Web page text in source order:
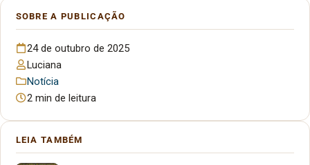
SOBRE A PUBLICAÇÃO
24 de outubro de 2025
Luciana
Notícia
2 min de leitura
LEIA TAMBÉM